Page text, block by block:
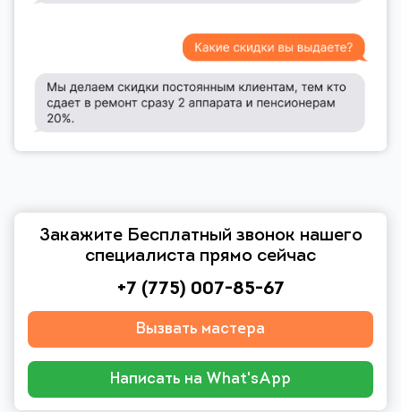
Закажите Бесплатный звонок нашего
специалиста прямо сейчас
+7 (775) 007-85-67
Вызвать мастера
Написать на What'sApp